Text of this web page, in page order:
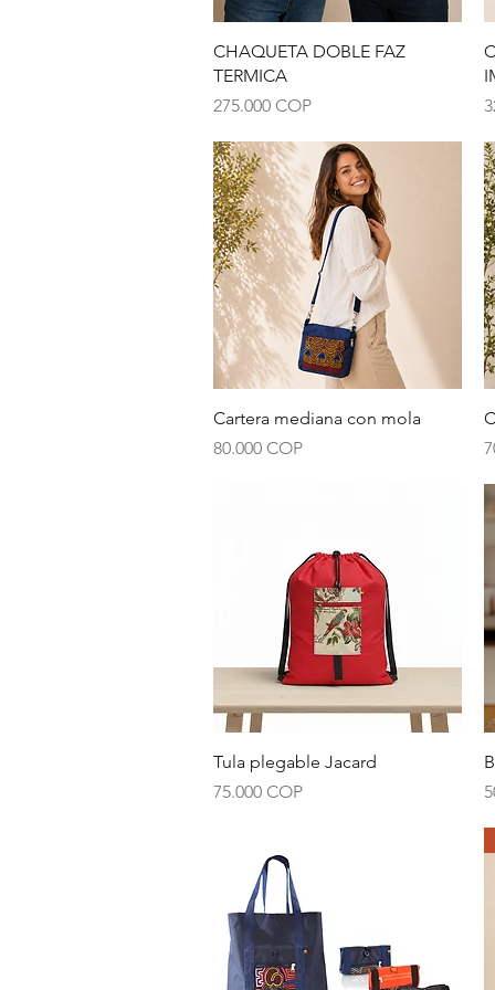
Vista rápida
CHAQUETA DOBLE FAZ
TERMICA
Precio
275.000 COP
Vista rápida
Cartera mediana con mola
Precio
80.000 COP
Vista rápida
Tula plegable Jacard
Precio
75.000 COP